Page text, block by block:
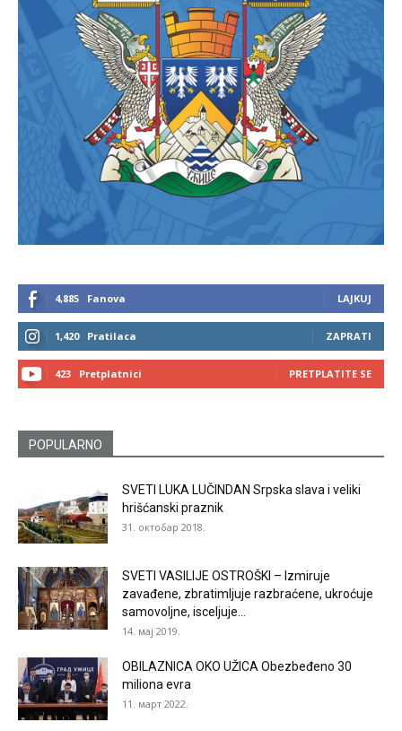
4,885 Fanova LAJKUJ
1,420 Pratilaca ZAPRATI
423 Pretplatnici PRETPLATITE SE
POPULARNO
SVETI LUKA LUČINDAN Srpska slava i veliki
hrišćanski praznik
31. октобар 2018.
SVETI VASILIJE OSTROŠKI – Izmiruje
zavađene, zbratimljuje razbraćene, ukroćuje
samovoljne, isceljuje...
14. мај 2019.
OBILAZNICA OKO UŽICA Obezbeđeno 30
miliona evra
11. март 2022.